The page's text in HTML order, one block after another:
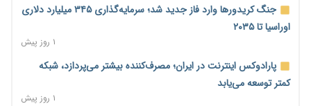
جنگ کریدورها وارد فاز جدید شد؛ سرمایه‌گذاری ۳۴۵ میلیارد دلاری
اوراسیا تا ۲۰۳۵
۱ روز پیش
پارادوکس اینترنت در ایران؛ مصرف‌کننده بیشتر می‌پردازد، شبکه
کمتر توسعه می‌یابد
۱ روز پیش